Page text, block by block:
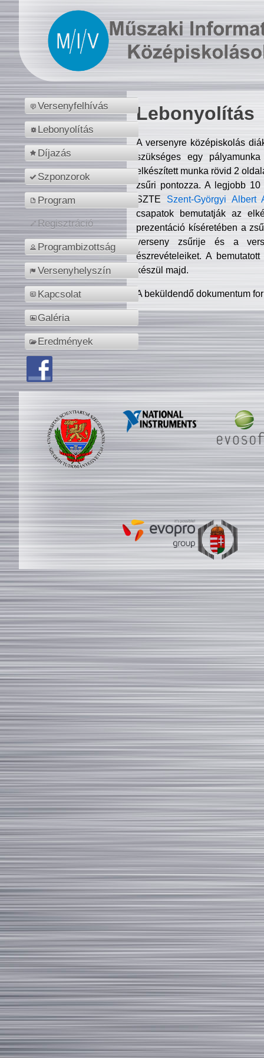
Versenyfelhívás
Lebonyolítás
Díjazás
Szponzorok
Program
Regisztráció
Programbizottság
Versenyhelyszín
Kapcsolat
Galéria
Eredmények
Lebonyolítás
A versenyre középiskolás
szükséges egy
elkészített munka rövid 2
zsűri pontozza. A legjobb
SZTE Szent-Györgyi Albert
csapatok bemutatják az
prezentáció kíséretében a
verseny zsűrije és a
észrevételeiket. A
készül majd.
A beküldendő dokumentum